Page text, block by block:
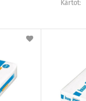
Kārtot: